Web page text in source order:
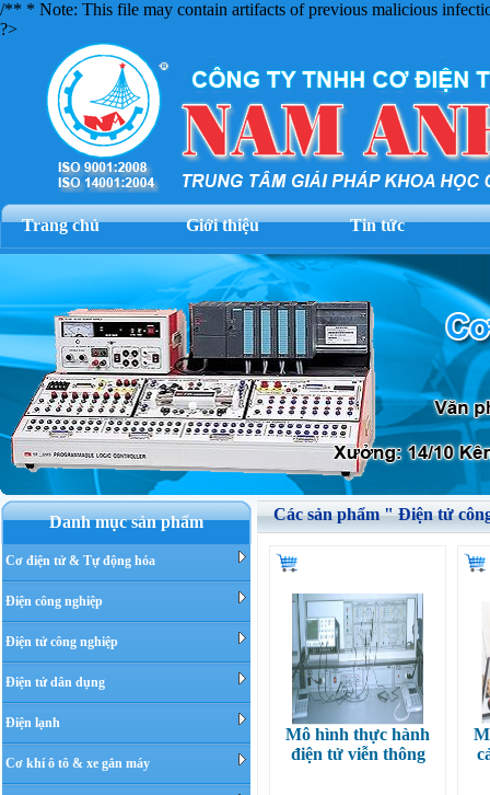
/** * Note: This file may contain artifacts of previous malicious
?>
Trang chủ Giới thiệu Tin tức
Danh mục sản phẩm
Cơ điện tử & Tự động hóa
Điện công nghiệp
Điện tử công nghiệp
Điện tử dân dụng
Điện lạnh
Cơ khí ô tô & xe gắn máy
Các sản phẩm " Điện tử
Mô hình thực hành
điện tử viễn thông